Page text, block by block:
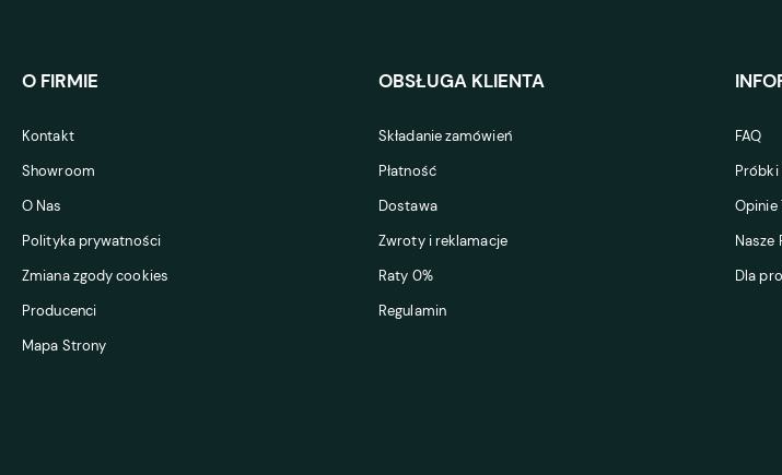
O FIRMIE
Kontakt
Showroom
O Nas
Polityka prywatności
Zmiana zgody cookies
Producenci
Mapa Strony
OBSŁUGA KLIENTA
Składanie zamówień
Płatność
Dostawa
Zwroty i reklamacje
Raty 0%
Regulamin
FAQ
Próbki
Opinie
Nasze
Dla